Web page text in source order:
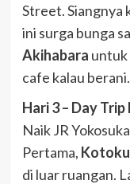
Street. Siangnya
ini surga bunga
Akihabara untuk
cafe kalau berani.
Hari 3 – Day
Naik JR
Pertama,
di luar ruangan.